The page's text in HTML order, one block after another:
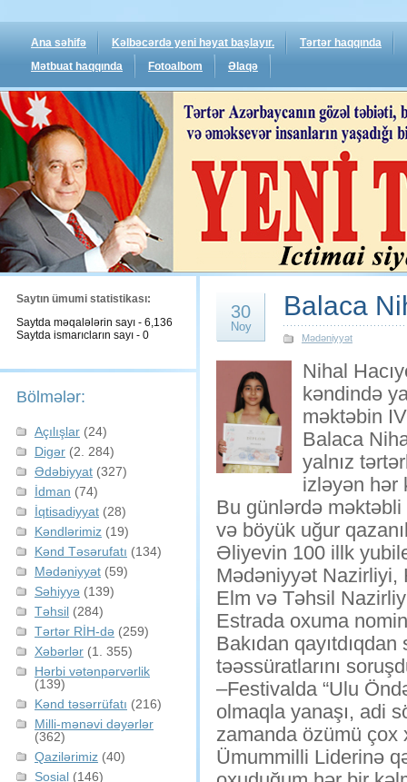
Ana səhifə Kəlbəcərdə yeni həyat başlayır.
Tərtər haqqında
Mətbuat haqqında
Fotoalbom Əlaqə
Saytın ümumi statistikası:
Saytda məqalələrin sayı - 6,136
Saytda ismarıcların sayı - 0
Bölmələr:
Açılışlar (24)
Digər (2. 284)
Ədəbiyyat (327)
İdman (74)
İqtisadiyyat (28)
Kəndlərimiz (19)
Kənd Təsərufatı (134)
Mədəniyyət (59)
Səhiyyə (139)
Təhsil (284)
Tərtər RİH-də (259)
Xəbərlər (1. 355)
Hərbi vətənpərvərlik
(139)
Kənd təsərrüfatı (216)
Milli-mənəvi dəyərlər
(362)
Qazilərimiz (40)
Sosial (146)
30
Noy
Balaca
Mədəniyyət
Nihal
kəndində
məktəbin
Balaca
yalnız
izləyən hər
Bu günlərdə
və böyük uğur
Əliyevin 100 illk
Mədəniyyət Nazirliyi,
Elm və Təhsil
Estrada oxuma
Bakıdan
təəssüratlarını
–Festivalda “Ulu
olmaqla yanaşı, adi
zamanda özümü çox
Ümummilli Liderinə